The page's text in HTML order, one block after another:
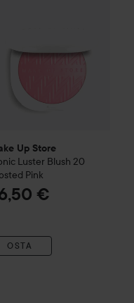
Up Store
Luster Blush 20
Pink
€
OSTA